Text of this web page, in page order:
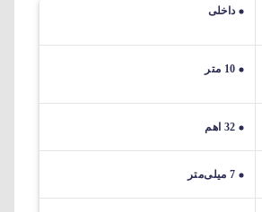
داخلی
10 متر
32 اهم
7 میلی‌متر